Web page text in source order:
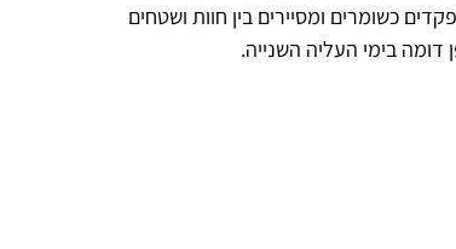
כשומרים ומסיירים בין חוות ושטחים
בימי העליה השנייה.